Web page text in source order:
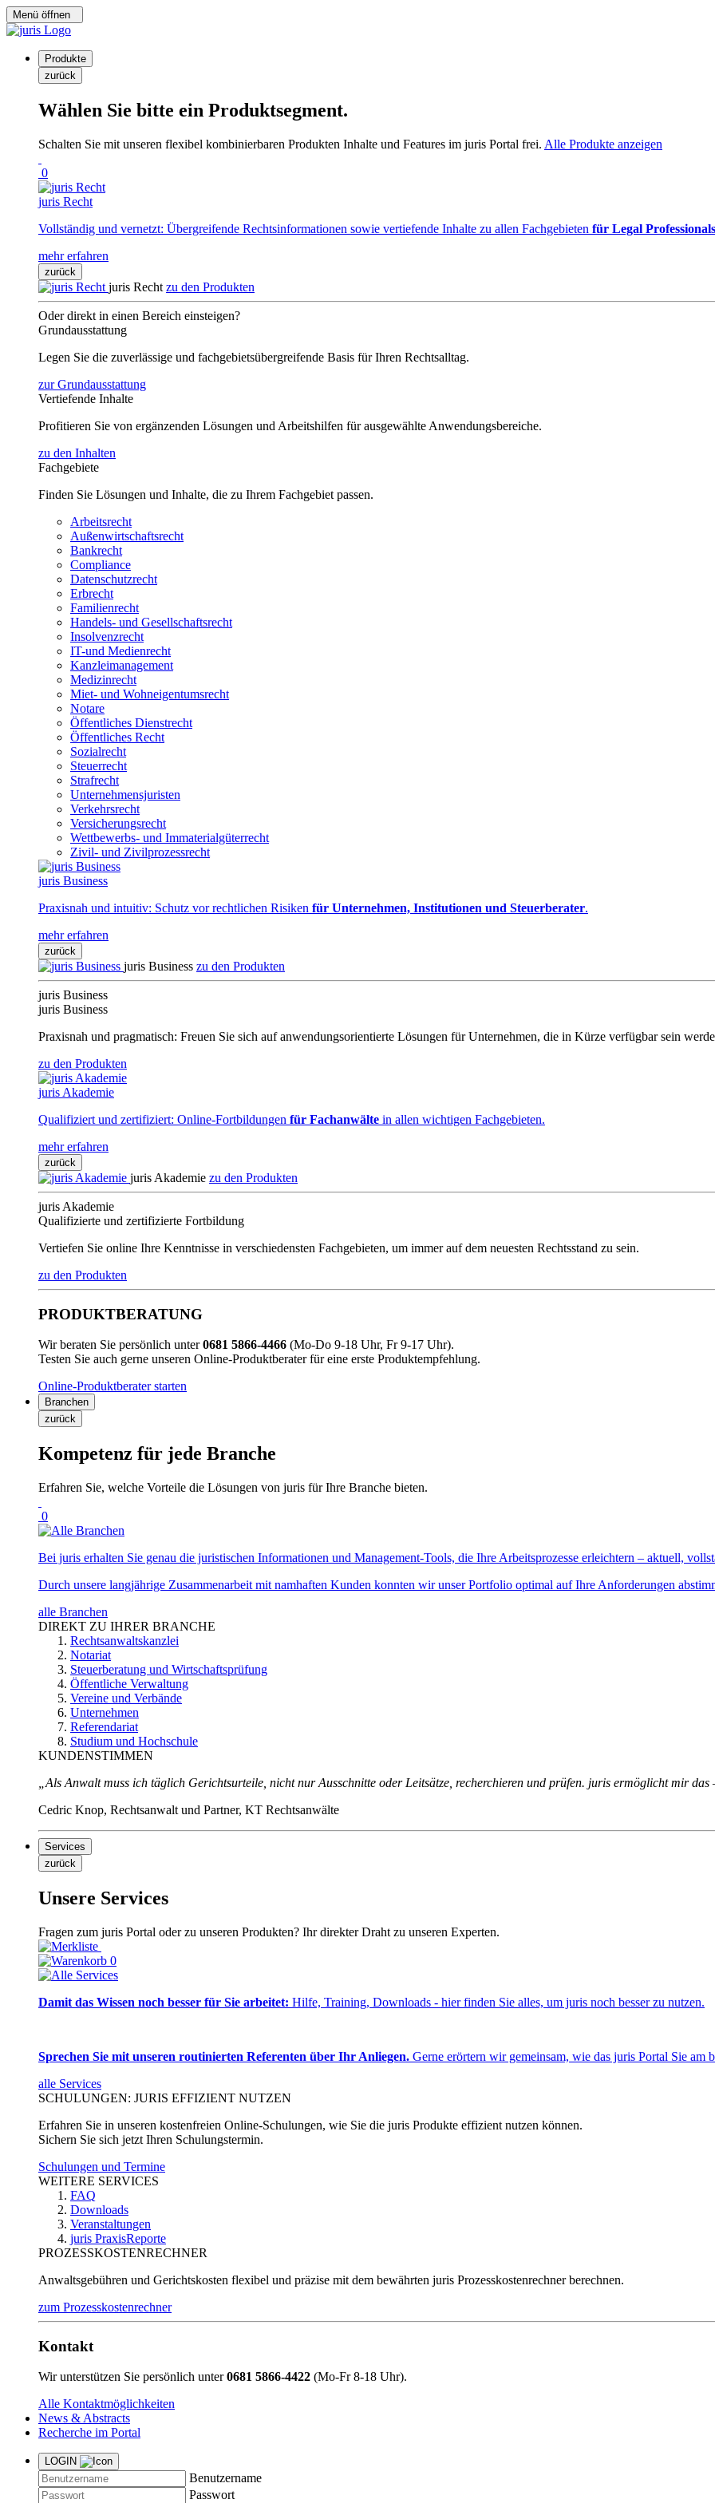
Menü öffnen
Produkte
zurück
Wählen Sie bitte ein Produktsegment.
Schalten Sie mit unseren flexibel kombinierbaren Produkten Inhalte und Features im juris Portal frei. Alle Produkte anzeigen
0
juris Recht
Vollständig und vernetzt: Übergreifende Rechtsinformationen sowie vertiefende Inhalte zu allen Fachgebieten für Legal Professionals
mehr erfahren
zurück
juris Recht zu den Produkten
Oder direkt in einen Bereich einsteigen?
Grundausstattung
Legen Sie die zuverlässige und fachgebietsübergreifende Basis für Ihren Rechtsalltag.
zur Grundausstattung
Vertiefende Inhalte
Profitieren Sie von ergänzenden Lösungen und Arbeitshilfen für ausgewählte Anwendungsbereiche.
zu den Inhalten
Fachgebiete
Finden Sie Lösungen und Inhalte, die zu Ihrem Fachgebiet passen.
Arbeitsrecht
Außenwirtschaftsrecht
Bankrecht
Compliance
Datenschutzrecht
Erbrecht
Familienrecht
Handels- und Gesellschaftsrecht
Insolvenzrecht
IT-und Medienrecht
Kanzleimanagement
Medizinrecht
Miet- und Wohneigentumsrecht
Notare
Öffentliches Dienstrecht
Öffentliches Recht
Sozialrecht
Steuerrecht
Strafrecht
Unternehmensjuristen
Verkehrsrecht
Versicherungsrecht
Wettbewerbs- und Immaterialgüterrecht
Zivil- und Zivilprozessrecht
juris Business
Praxisnah und intuitiv: Schutz vor rechtlichen Risiken für Unternehmen, Institutionen und Steuerberater.
mehr erfahren
zurück
juris Business zu den Produkten
juris Business
juris Business
Praxisnah und pragmatisch: Freuen Sie sich auf anwendungsorientierte Lösungen für Unternehmen, die in Kürze verfügbar sein
zu den Produkten
juris Akademie
Qualifiziert und zertifiziert: Online-Fortbildungen für Fachanwälte in allen wichtigen Fachgebieten.
mehr erfahren
zurück
juris Akademie zu den Produkten
juris Akademie
Qualifizierte und zertifizierte Fortbildung
Vertiefen Sie online Ihre Kenntnisse in verschiedensten Fachgebieten, um immer auf dem neuesten Rechtsstand zu sein.
zu den Produkten
PRODUKTBERATUNG
Wir beraten Sie persönlich unter0681 5866-4466 (Mo-Do 9-18 Uhr, Fr 9-17 Uhr).
Testen Sie auch gerne unseren Online-Produktberater für eine erste Produktempfehlung.
Online-Produktberater starten
Branchen
zurück
Kompetenz für jede Branche
Erfahren Sie, welche Vorteile die Lösungen von juris für Ihre Branche bieten.
0
Bei juris erhalten Sie genau die juristischen Informationen und Management-Tools, die Ihre Arbeitsprozesse erleichtern – aktuell,
Durch unsere langjährige Zusammenarbeit mit namhaften Kunden konnten wir unser Portfolio optimal auf Ihre Anforderungen
alle Branchen
DIREKT ZU IHRER BRANCHE
Rechtsanwaltskanzlei
Notariat
Steuerberatung und Wirtschaftsprüfung
Öffentliche Verwaltung
Vereine und Verbände
Unternehmen
Referendariat
Studium und Hochschule
KUNDENSTIMMEN
„Als Anwalt muss ich täglich Gerichtsurteile, nicht nur Ausschnitte oder Leitsätze, recherchieren und prüfen. juris ermöglicht mir
Cedric Knop, Rechtsanwalt und Partner, KT Rechtsanwälte
Services
zurück
Unsere Services
Fragen zum juris Portal oder zu unseren Produkten? Ihr direkter Draht zu unseren Experten.
0
Damit das Wissen noch besser für Sie arbeitet: Hilfe, Training, Downloads - hier finden Sie alles, um juris noch besser zu nutzen.
Sprechen Sie mit unseren routinierten Referenten über Ihr Anliegen. Gerne erörtern wir gemeinsam, wie das juris Portal Sie am
alle Services
SCHULUNGEN: JURIS EFFIZIENT NUTZEN
Erfahren Sie in unseren kostenfreien Online-Schulungen, wie Sie die juris Produkte effizient nutzen können.
Sichern Sie sich jetzt Ihren Schulungstermin.
Schulungen und Termine
WEITERE SERVICES
FAQ
Downloads
Veranstaltungen
juris PraxisReporte
PROZESSKOSTENRECHNER
Anwaltsgebühren und Gerichtskosten flexibel und präzise mit dem bewährten juris Prozesskostenrechner berechnen.
zum Prozesskostenrechner
Kontakt
Wir unterstützen Sie persönlich unter0681 5866-4422 (Mo-Fr 8-18 Uhr).
Alle Kontaktmöglichkeiten
News & Abstracts
Recherche im Portal
LOGIN
Benutzername
Passwort